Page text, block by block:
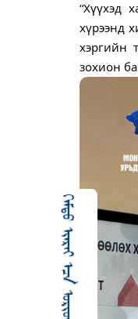
“Хүүхэд
хүрээнд
хэргийн
зохион